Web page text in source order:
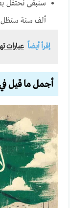
سنبقى نحتفل
ألف سنة ستظل
إقرأ أيضاً عبارات
أجمل ما قيل